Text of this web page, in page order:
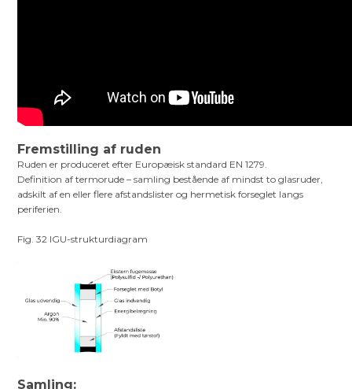
Fremstilling af ruden
Ruden er produceret efter Europæisk standard EN 1279.
Definition af termorude – samling bestående af mindst to glasruder,
adskilt af en eller flere afstandslister og hermetisk forseglet langs
periferien.
Fig. 32 IGU-strukturdiagram
Samling: